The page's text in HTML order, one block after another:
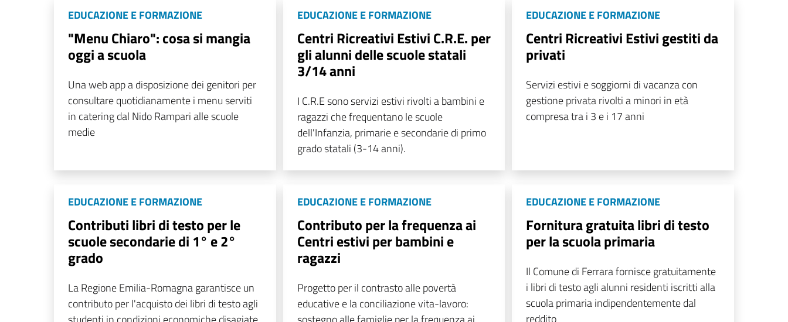
EDUCAZIONE E FORMAZIONE
"Menu Chiaro": cosa si mangia
oggi a scuola
Una web app a disposizione dei genitori per
consultare quotidianamente i menu serviti
in catering dal Nido Rampari alle scuole
medie
EDUCAZIONE E FORMAZIONE
Centri Ricreativi Estivi C.R.E. per
gli alunni delle scuole statali
3/14 anni
I C.R.E sono servizi estivi rivolti a bambini e
ragazzi che frequentano le scuole
dell'Infanzia, primarie e secondarie di primo
grado statali (3-14 anni).
EDUCAZIONE E FORMAZIONE
Centri Ricreativi Estivi gestiti da
privati
Servizi estivi e soggiorni di vacanza con
gestione privata rivolti a minori in età
compresa tra i 3 e i 17 anni
EDUCAZIONE E FORMAZIONE
Contributi libri di testo per le
scuole secondarie di 1° e 2°
grado
La Regione Emilia-Romagna garantisce un
contributo per l'acquisto dei libri di testo agli
EDUCAZIONE E FORMAZIONE
Contributo per la frequenza ai
Centri estivi per bambini e
ragazzi
Progetto per il contrasto alle povertà
educative e la conciliazione vita-lavoro:
EDUCAZIONE E FORMAZIONE
Fornitura gratuita libri di testo
per la scuola primaria
Il Comune di Ferrara fornisce gratuitamente
i libri di testo agli alunni residenti iscritti alla
scuola primaria indipendentemente dal